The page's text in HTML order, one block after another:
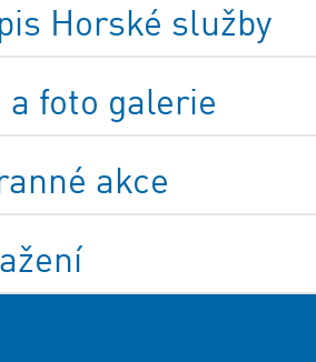
Horské služby
a foto galerie
akce